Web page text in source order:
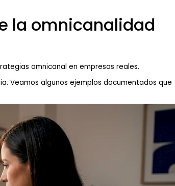
la omnicanalidad
omnicanal en empresas reales.
Veamos algunos ejemplos documentados que